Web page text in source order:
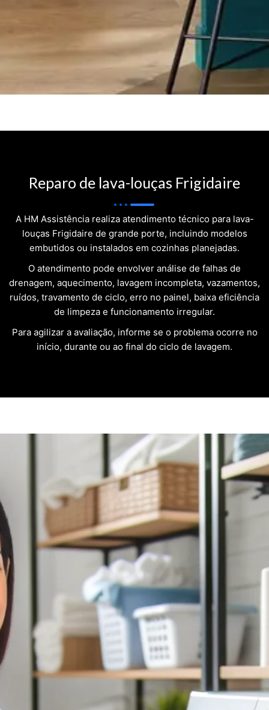
Reparo de lava-louças Frigidaire
A HM Assistência realiza atendimento técnico para lava-
louças Frigidaire de grande porte, incluindo modelos
embutidos ou instalados em cozinhas planejadas.
O atendimento pode envolver análise de falhas de
drenagem, aquecimento, lavagem incompleta, vazamentos,
ruídos, travamento de ciclo, erro no painel, baixa eficiência
de limpeza e funcionamento irregular.
Para agilizar a avaliação, informe se o problema ocorre no
início, durante ou ao final do ciclo de lavagem.